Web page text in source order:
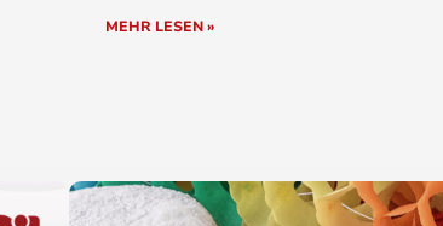
MEHR LESEN »